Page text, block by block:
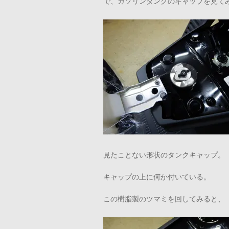
見たことない形状のタンクキャップ。
キャップの上に何か付いている。
この樹脂製のツマミを回してみると、